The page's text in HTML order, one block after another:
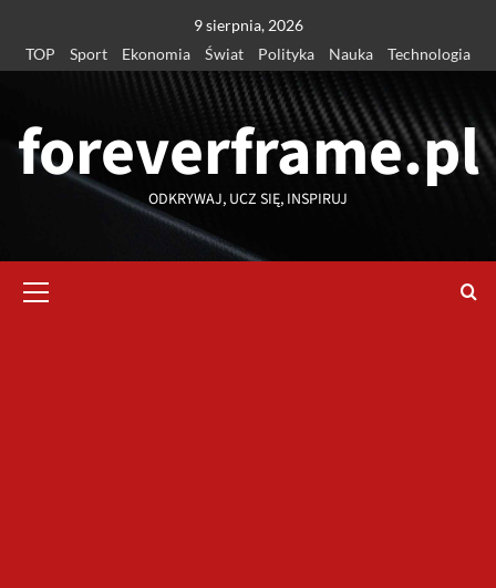
treści
9 sierpnia, 2026
TOP
Sport Ekonomia Świat Polityka Nauka Technologia
foreverframe.pl
ODKRYWAJ, UCZ SIĘ, INSPIRUJ
główne